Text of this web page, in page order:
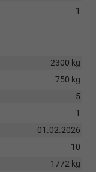
1
2300 kg
750 kg
5
1
01.02.2026
10
1772 kg